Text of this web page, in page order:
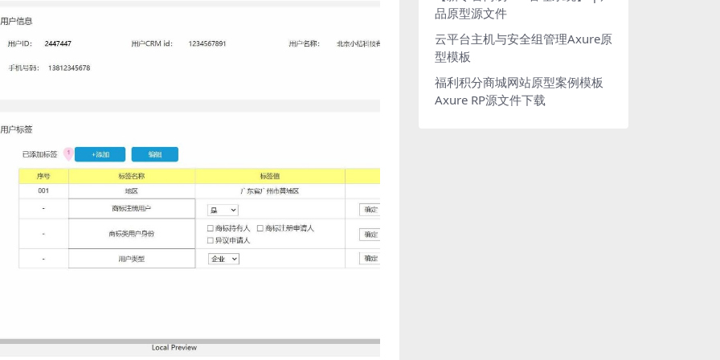
品原型源文件
云平台主机与安全组管理Axure原
型模板
福利积分商城网站原型案例模板
Axure RP源文件下载